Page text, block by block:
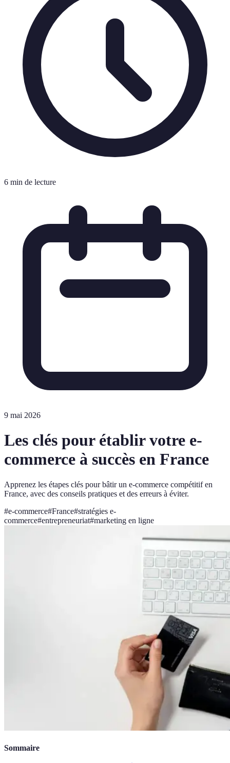
6 min de lecture
9 mai 2026
Les clés pour établir votre e-
commerce à succès en France
Apprenez les étapes clés pour bâtir un e-commerce compétitif en
France, avec des conseils pratiques et des erreurs à éviter.
#e-commerce#France#stratégies e-
commerce#entrepreneuriat#marketing en ligne
Sommaire